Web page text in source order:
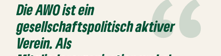
Die AWO ist ein
gesellschaftspolitisch aktiver
Verein. Als